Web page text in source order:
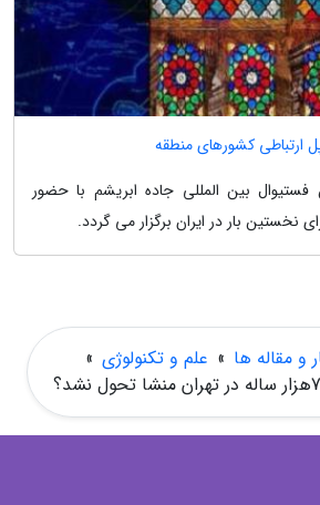
ارتباطی کشورهای منطقه
بین المللی جاده ابریشم با حضور
نخستین بار در ایران برگزار می گردد.
و مقاله ها » علم و تکنولوژی »